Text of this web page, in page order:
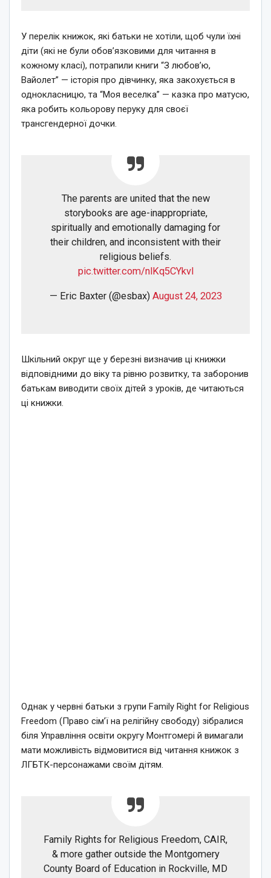
У перелік книжок, які батьки не хотіли, щоб чули їхні
діти (які не були обов’язковими для читання в
кожному класі), потрапили книги “З любов’ю,
Вайолет” — історія про дівчинку, яка закохується в
однокласницю, та “Моя веселка” — казка про матусю,
яка робить кольорову перуку для своєї
трансгендерної дочки.
The parents are united that the new
storybooks are age-inappropriate,
spiritually and emotionally damaging for
their children, and inconsistent with their
religious beliefs.
pic.twitter.com/nlKq5CYkvl
— Eric Baxter (@esbax) August 24, 2023
Шкільний округ ще у березні визначив ці книжки
відповідними до віку та рівню розвитку, та заборонив
батькам виводити своїх дітей з уроків, де читаються
ці книжки.
Однак у червні батьки з групи Family Right for Religious
Freedom (Право сім’ї на релігійну свободу) зібралися
біля Управління освіти округу Монтгомері й вимагали
мати можливість відмовитися від читання книжок з
ЛГБТК-персонажами своїм дітям.
Family Rights for Religious Freedom, CAIR,
& more gather outside the Montgomery
County Board of Education in Rockville, MD